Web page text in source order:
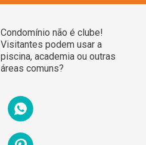
Condomínio não é clube!
Visitantes podem usar a
piscina, academia ou outras
áreas comuns?